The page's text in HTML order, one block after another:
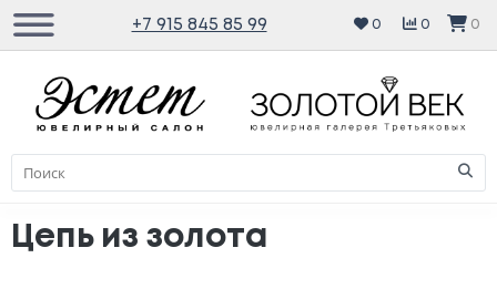
+7 915 845 85 99 0 0 0
Цепь из золота